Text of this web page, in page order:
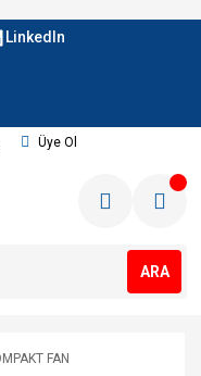
LinkedIn
Üye Ol
ARA